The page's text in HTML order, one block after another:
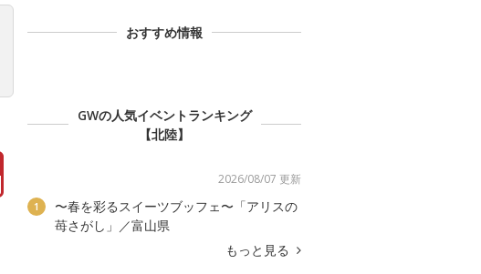
おすすめ情報
GWの人気イベントランキング
【北陸】
2026/08/07 更新
1
〜春を彩るスイーツブッフェ〜「アリスの
苺さがし」／富山県
もっと見る